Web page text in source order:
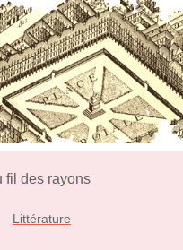
fil des rayons
Littérature